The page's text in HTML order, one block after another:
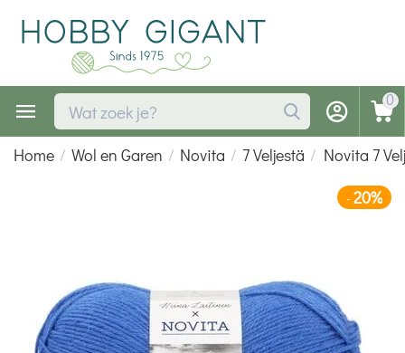
0
Home / Wol en Garen / Novita / 7 Veljestä / Novita 7
-20%